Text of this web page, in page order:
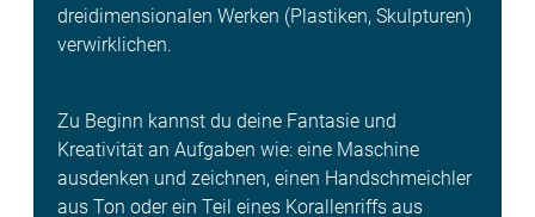
dreidimensiona­len Werken (Plastiken, Skulpturen)
verwirklichen.
Zu Beginn kannst du deine Fantasie und
Kreativität an Aufgaben wie: eine Maschine
ausdenken und zeichnen, einen Handschmeichler
aus Ton oder ein Teil eines Koral­lenriffs aus